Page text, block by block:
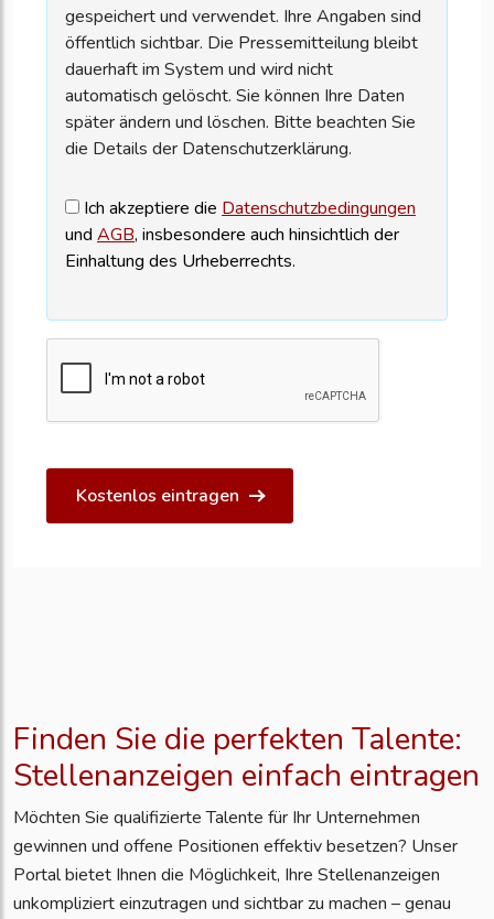
gespeichert und verwendet. Ihre Angaben sind
öffentlich sichtbar. Die Pressemitteilung bleibt
dauerhaft im System und wird nicht
automatisch gelöscht. Sie können Ihre Daten
später ändern und löschen. Bitte beachten Sie
die Details der Datenschutzerklärung.
Ich akzeptiere die Datenschutzbedingungen
und AGB, insbesondere auch hinsichtlich der
Einhaltung des Urheberrechts.
Kostenlos eintragen
Finden Sie die perfekten Talente:
Stellenanzeigen einfach eintragen
Möchten Sie qualifizierte Talente für Ihr Unternehmen
gewinnen und offene Positionen effektiv besetzen? Unser
Portal bietet Ihnen die Möglichkeit, Ihre Stellenanzeigen
unkompliziert einzutragen und sichtbar zu machen – genau